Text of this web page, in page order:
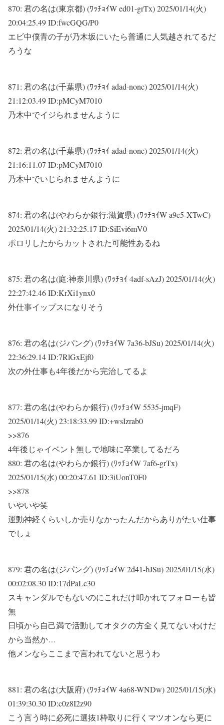
870: 君の名は(東京都) (ﾜｯﾁｮｲW ed01-grTx)2025/01/14(火)
20:04:25.49 ID:fwcGQG/P0
エビ中僕青の子が乃木坂にいたら普通に人気越されてるだ
ろうな
871: 君の名は(千葉県) (ﾜｯﾁｮｲ adad-nonc)2025/01/14(火)
21:12:03.49 ID:pMCyM7010
乃木中でイジられませんように
872: 君の名は(千葉県) (ﾜｯﾁｮｲ adad-nonc)2025/01/14(火)
21:16:11.07 ID:pMCyM7010
乃木中でいじられませんように
874: 君の名は(やわらか銀行:滋賀県) (ﾜｯﾁｮｲW a9e5-XTwC)
2025/01/14(火) 21:32:25.17 ID:SiEvi6mV0
ポロリしたからカットされた可能性あるね
875: 君の名は(庭:神奈川県) (ﾜｯﾁｮｲ 4adf-sAzJ)2025/01/14(火)
22:27:42.46 ID:KrXi1ynx0
外仕事イップスになりそう
876: 君の名は(ジパング) (ﾜｯﾁｮｲW 7a36-bJSu)2025/01/14(火)
22:36:29.14 ID:7RlGxEjf0
次の外仕事も4年後だから完治してるよ
877: 君の名は(やわらか銀行) (ﾜｯﾁｮｲW 5535-jmqF)
2025/01/14(火) 23:18:33.99 ID:+wsIzrab0
>>876
4年後じゃイベント無しで地味に卒業してるだろ
880: 君の名は(やわらか銀行) (ﾜｯﾁｮｲW 7af6-grTx)
2025/01/15(水) 00:20:47.61 ID:3iUonT0F0
>>878
いやいや笑
運動神経くらいしか売りなかったんだからありがたい仕事
でしょ
879: 君の名は(ジパング) (ﾜｯﾁｮｲW 2d41-bJSu)2025/01/15(水)
00:02:08.30 ID:17dPaLc30
スキャンダルでもないのにこれだけ叩かれてフォローも皆
無
日頃から自己満で活動してオタクの方全く見てないわけだ
から当然か…
他メンならここまで言われてないと思うわ
881: 君の名は(大阪府) (ﾜｯﾁｮｲW 4a68-WNDw)2025/01/15(水)
01:39:30.30 ID:c0z8I2z90
こう言う時に必死に選抜1枠取りに行くマツオンなら更に